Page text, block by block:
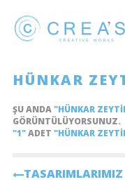
HÜNKAR
ŞU ANDA"HÜNKAR
GÖRÜNTÜLÜYORSUNUZ.
"1"ADET "HÜNKAR
TASARIMLARIMIZ